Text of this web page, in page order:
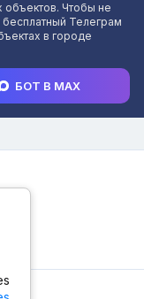
объектов. Чтобы не
бесплатный Телеграм
в городе
БОТ В MAX